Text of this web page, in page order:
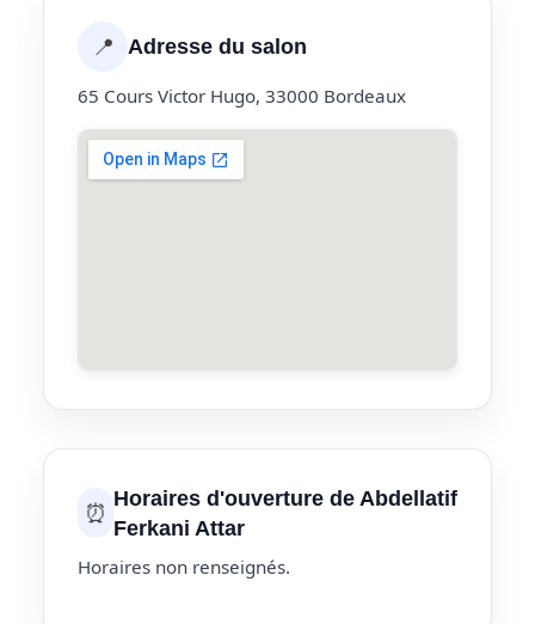
📍 Adresse du salon
65 Cours Victor Hugo, 33000 Bordeaux
⏰ Horaires d'ouverture de Abdellatif
Ferkani Attar
Horaires non renseignés.